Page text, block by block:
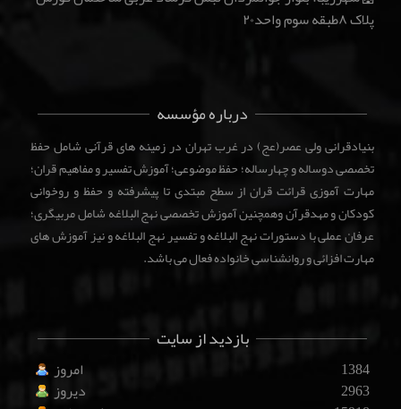
پلاک ۸طبقه سوم واحد۲۰
درباره مؤسسه
بنیادقرانی ولی عصر(عج) در غرب تهران در زمینه های قرآنی شامل حفظ
تخصصی دوساله و چهارساله؛ حفظ موضوعی؛ آموزش تفسیر و مفاهیم قران؛
مهارت آموزی قرائت قران از سطح مبتدی تا پیشرفته و حفظ و روخوانی
کودکان و مهدقرآن وهمچنین آموزش تخصصی نهج البلاغه شامل مربیگری؛
عرفان عملی با دستورات نهج البلاغه و تفسیر نهج البلاغه و نیز آموزش های
مهارت افزائی و روانشناسی خانواده فعال می باشد.
بازدید از سایت
امروز
دیروز
1384
2963